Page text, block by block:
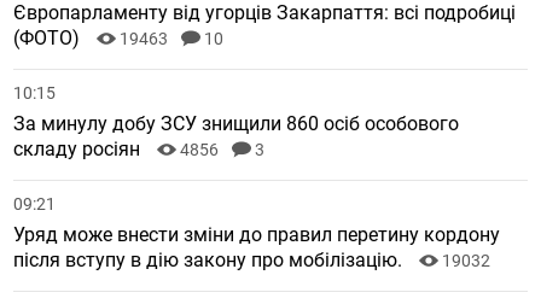
Європарламенту від угорців Закарпаття: всі подробиці
(ФОТО)
19463 10
10:15
За минулу добу ЗСУ знищили 860 осіб особового
складу росіян
4856 3
09:21
Уряд може внести зміни до правил перетину кордону
після вступу в дію закону про мобілізацію.
19032